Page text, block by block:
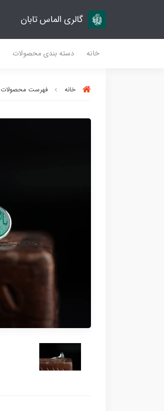
گالری الماس تابان
خانه دسته بندی محصولات
خانه فهرست محصولات